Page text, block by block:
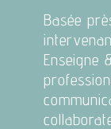
Basée
Enseigne